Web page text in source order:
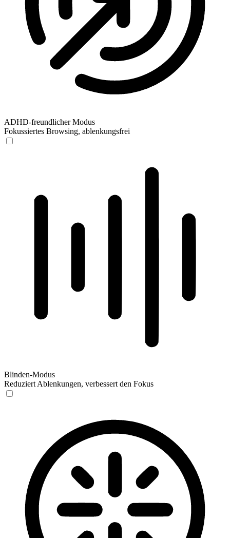
ADHD-freundlicher Modus
Fokussiertes Browsing, ablenkungsfrei
Blinden-Modus
Reduziert Ablenkungen, verbessert den Fokus